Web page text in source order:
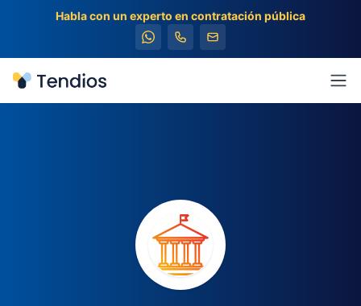
Habla con un experto en contratación pública
Tendios